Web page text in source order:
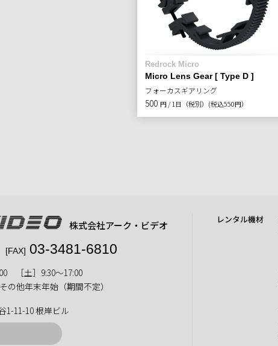
Redrock Micro
Micro Lens Gear [ Type D ]
フォーカスギアリング
500 円 / 1日（税別） (税込550円）
株式会社アーク・ビデオ
[FAX] 03-3481-6810
［土］9:30〜17:00
他年末年始（期間不定）
1-11-10 根岸ビル
レンタル機材